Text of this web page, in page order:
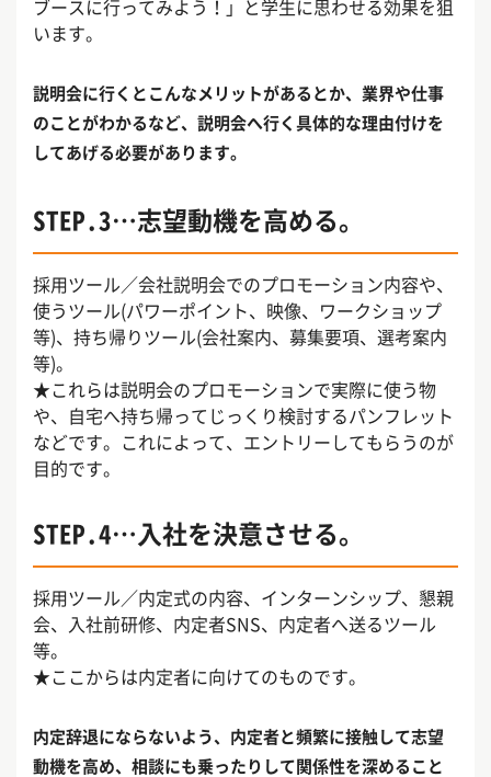
ブースに行ってみよう！」と学生に思わせる効果を狙
います。
説明会に行くとこんなメリットがあるとか、業界や仕事
のことがわかるなど、説明会へ行く具体的な理由付けを
してあげる必要があります。
STEP.3…志望動機を高める。
採用ツール／会社説明会でのプロモーション内容や、
使うツール(パワーポイント、映像、ワークショップ
等)、持ち帰りツール(会社案内、募集要項、選考案内
等)。
★これらは説明会のプロモーションで実際に使う物
や、自宅へ持ち帰ってじっくり検討するパンフレット
などです。これによって、エントリーしてもらうのが
目的です。
STEP.4…入社を決意させる。
採用ツール／内定式の内容、インターンシップ、懇親
会、入社前研修、内定者SNS、内定者へ送るツール
等。
★ここからは内定者に向けてのものです。
内定辞退にならないよう、内定者と頻繁に接触して志望
動機を高め、相談にも乗ったりして関係性を深めること